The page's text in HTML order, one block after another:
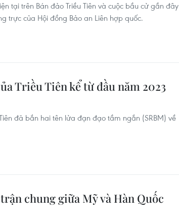
tại trên Bán đảo Triều Tiên và cuộc bầu cử gần đây
trực của Hội đồng Bảo an Liên hợp quốc.
Triều Tiên kể từ đầu năm 2023
đã bắn hai tên lửa đạn đạo tầm ngắn (SRBM) về
chung giữa Mỹ và Hàn Quốc